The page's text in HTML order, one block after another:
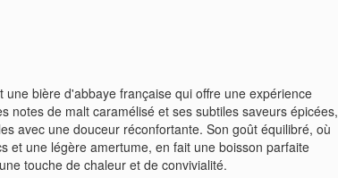
une bière d'abbaye française qui offre une expérience
notes de malt caramélisé et ses subtiles saveurs épicées,
avec une douceur réconfortante. Son goût équilibré, où
et une légère amertume, en fait une boisson parfaite
touche de chaleur et de convivialité.